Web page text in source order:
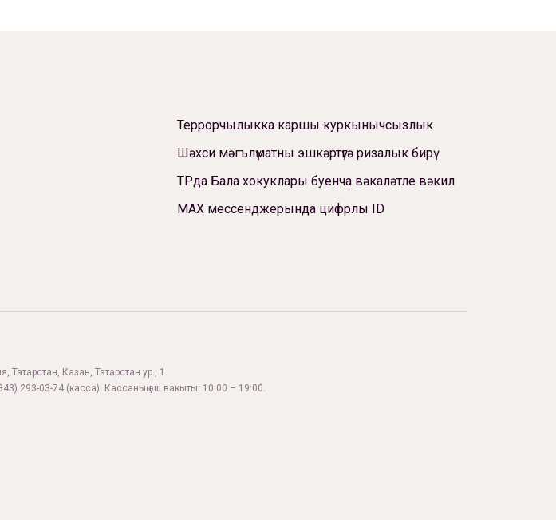
Террорчылыкка каршы куркынычсызлык
Шәхси мәгълүматны эшкәртүгә ризалык бирү
ТРда Бала хокуклары буенча вәкаләтле вәкил
МАХ мессенджерында цифрлы ID
Казан, Татарстан ур., 1.
293-03-74 (касса). Кассаның эш вакыты: 10:00 – 19:00.